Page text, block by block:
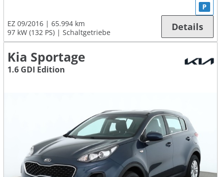
EZ 09/2016
65.994 km
97 kW (132 PS)
Schaltgetriebe
P
Details
Kia Sportage
1.6 GDI Edition